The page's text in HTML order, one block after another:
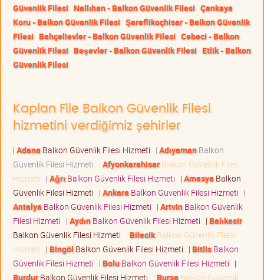
Güvenlik Filesi Nallıhan - Balkon Güvenlik Filesi Çankaya
Koru - Balkon Güvenlik Filesi Şereflikoçhisar - Balkon Güvenlik
Filesi Bahçelievler - Balkon Güvenlik Filesi Cebeci - Balkon
Güvenlik Filesi Beşevler - Balkon Güvenlik Filesi Etlik - Balkon
Güvenlik Filesi
Kaplan File Balkon Güvenlik Filesi
hizmetini verdiğimiz şehirler
| Adana Balkon Güvenlik Filesi Hizmeti | AdıyamanBalkon
Güvenlik Filesi Hizmeti | AfyonkarahisarBalkon Güvenlik Filesi
Hizmeti | Ağrı Balkon Güvenlik Filesi Hizmeti | Amasya Balkon
Güvenlik Filesi Hizmeti | Ankara Balkon Güvenlik Filesi Hizmeti |
Antalya Balkon Güvenlik Filesi Hizmeti | ArtvinBalkon Güvenlik
Filesi Hizmeti | AydınBalkon Güvenlik Filesi Hizmeti | Balıkesir
Balkon Güvenlik Filesi Hizmeti | BilecikBalkon Güvenlik Filesi
Hizmeti | Bingöl Balkon Güvenlik Filesi Hizmeti | BitlisBalkon
Güvenlik Filesi Hizmeti | BoluBalkon Güvenlik Filesi Hizmeti |
BurdurBalkon Güvenlik Filesi Hizmeti | Bursa Balkon Güvenlik